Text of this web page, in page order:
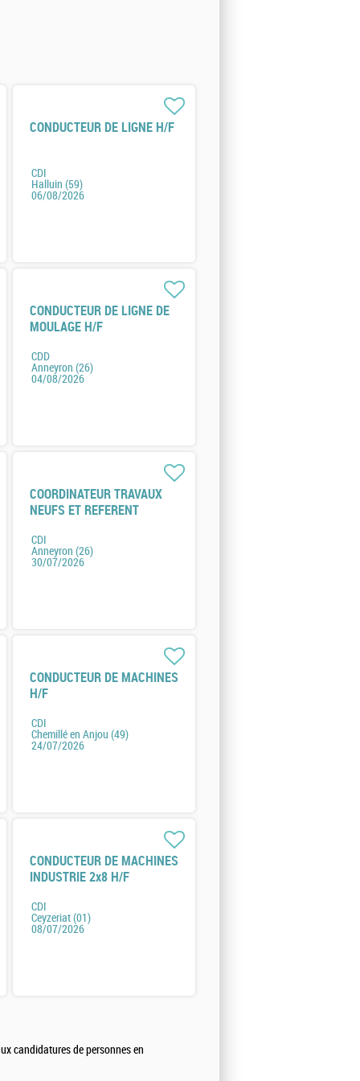
CONDUCTEUR DE LIGNE H/F
CDI
Halluin (59)
06/08/2026
CONDUCTEUR DE LIGNE DE
MOULAGE H/F
CDD
Anneyron (26)
04/08/2026
COORDINATEUR TRAVAUX
NEUFS ET REFERENT
CDI
Anneyron (26)
30/07/2026
CONDUCTEUR DE MACHINES
H/F
CDI
Chemillé en Anjou (49)
24/07/2026
CONDUCTEUR DE MACHINES
INDUSTRIE 2x8 H/F
CDI
Ceyzeriat (01)
08/07/2026
candidatures de personnes en